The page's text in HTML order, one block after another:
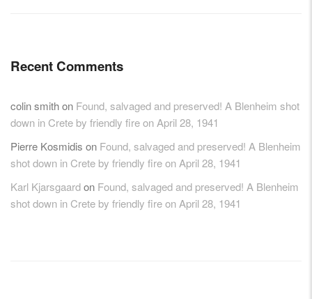
Recent Comments
colin smithon Found, salvaged and preserved! A Blenheim shot
down in Crete by friendly fire on April 28, 1941
Pierre Kosmidis on Found, salvaged and preserved! A Blenheim
shot down in Crete by friendly fire on April 28, 1941
Karl Kjarsgaardon Found, salvaged and preserved! A Blenheim
shot down in Crete by friendly fire on April 28, 1941